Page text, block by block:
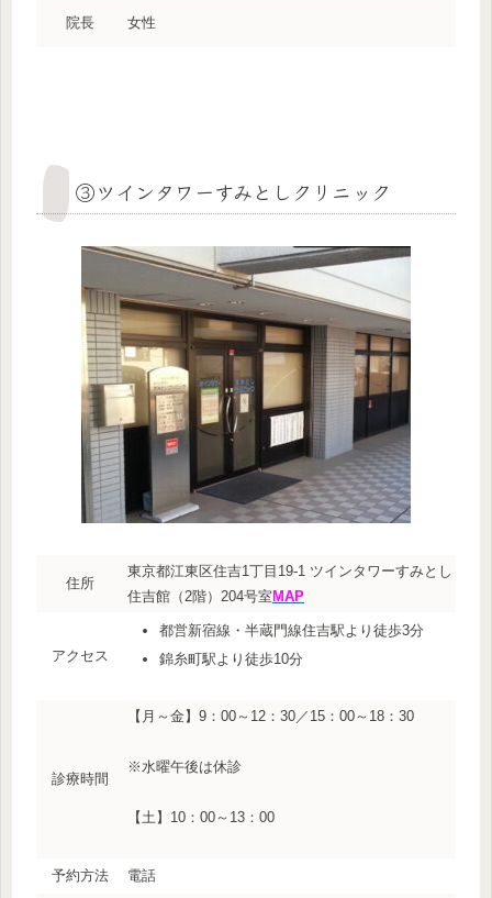
院長 女性
③ツインタワーすみとしクリニック
住所
東京都江東区住吉1丁目19-1 ツインタワーすみとし
住吉館（2階）204号室MAP
アクセス
都営新宿線・半蔵門線住吉駅より徒歩3分
錦糸町駅より徒歩10分
診療時間
【月～金】9：00～12：30／15：00～18：30
※水曜午後は休診
【土】10：00～13：00
予約方法 電話